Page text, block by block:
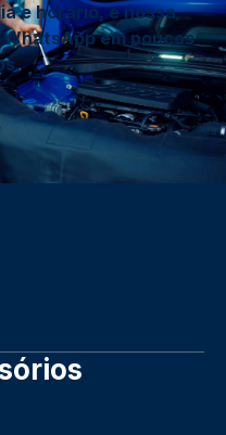
e horário, e nossa
em poucos